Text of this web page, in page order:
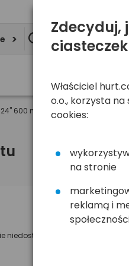
24" 600 mm (1szt)
niedostępny
Zdecyduj,
Właściciel
o.o., korzysta
cookies:
na stronie
reklamą i